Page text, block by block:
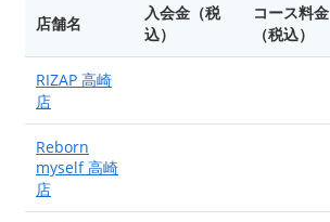
店舗名
入会金（税
込）
コース料金
（税込）
RIZAP 高崎
店
Reborn
myself 高崎
店